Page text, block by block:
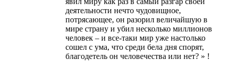
деятельности нечто чудовищное,
потрясающее, он разорил величайшую в
мире страну и убил несколько миллионов
человек – и все-таки мир уже настолько
сошел с ума, что среди бела дня спорят,
благодетель он человечества или нет? » !